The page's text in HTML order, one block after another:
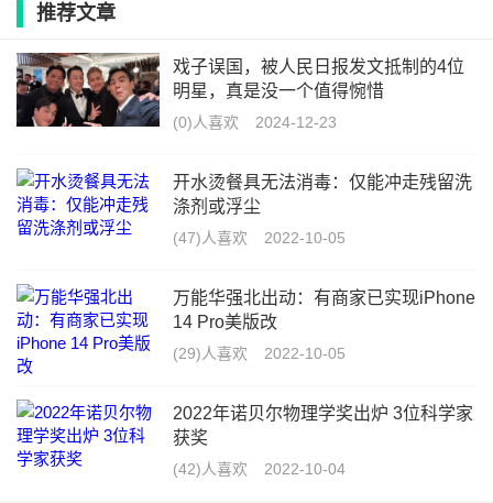
推荐文章
戏子误国，被人民日报发文抵制的4位
明星，真是没一个值得惋惜
(0)人喜欢 2024-12-23
开水烫餐具无法消毒：仅能冲走残留洗
涤剂或浮尘
(47)人喜欢 2022-10-05
万能华强北出动：有商家已实现iPhone
14 Pro美版改
(29)人喜欢 2022-10-05
2022年诺贝尔物理学奖出炉 3位科学家
获奖
(42)人喜欢 2022-10-04